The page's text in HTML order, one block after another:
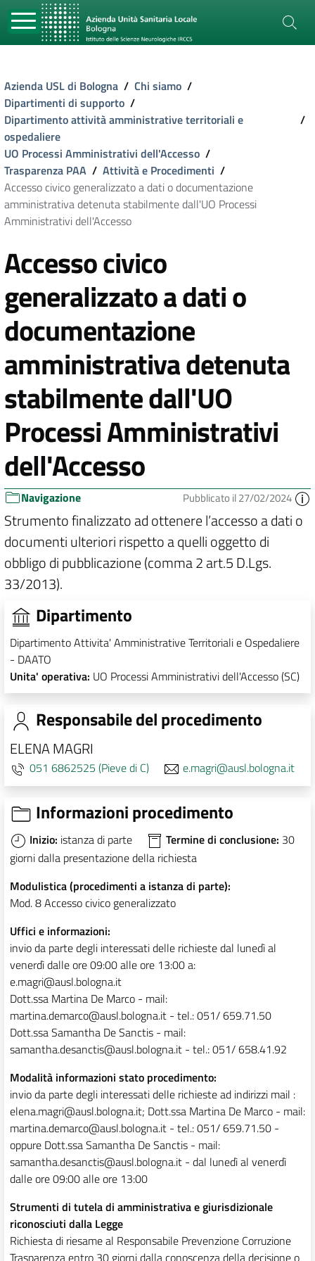
Azienda USL di Bologna / Chi siamo /
Dipartimenti di supporto /
Dipartimento attività amministrative territoriali e
ospedaliere
/
UO Processi Amministrativi dell'Accesso /
Trasparenza PAA / Attività e Procedimenti /
Accesso civico generalizzato a dati o documentazione
amministrativa detenuta stabilmente dall'UO Processi
Amministrativi dell'Accesso
Accesso civico
generalizzato a dati o
documentazione
amministrativa detenuta
stabilmente dall'UO
Processi Amministrativi
dell'Accesso
Navigazione Pubblicato il 27/02/2024
Strumento finalizzato ad ottenere l’accesso a dati o
documenti ulteriori rispetto a quelli oggetto di
obbligo di pubblicazione (comma 2 art.5 D.Lgs.
33/2013).
Dipartimento
Dipartimento Attivita' Amministrative Territoriali e Ospedaliere
- DAATO
Unita' operativa: UO Processi Amministrativi dell'Accesso (SC)
Responsabile del procedimento
ELENA MAGRI
051 6862525 (Pieve di C) e.magri@ausl.bologna.it
Informazioni procedimento
Inizio: istanza di parte Termine di conclusione: 30
giorni dalla presentazione della richiesta
Modulistica (procedimenti a istanza di parte):
Mod. 8 Accesso civico generalizzato
Uffici e informazioni:
invio da parte degli interessati delle richieste dal lunedì al
venerdì dalle ore 09:00 alle ore 13:00 a:
e.magri@ausl.bologna.it
Dott.ssa Martina De Marco - mail:
martina.demarco@ausl.bologna.it - tel.: 051/ 659.71.50
Dott.ssa Samantha De Sanctis - mail:
samantha.desanctis@ausl.bologna.it - tel.: 051/ 658.41.92
Modalità informazioni stato procedimento:
invio da parte degli interessati delle richieste ad indirizzi mail :
elena.magri@ausl.bologna.it; Dott.ssa Martina De Marco - mail:
martina.demarco@ausl.bologna.it - tel.: 051/ 659.71.50 -
oppure Dott.ssa Samantha De Sanctis - mail:
samantha.desanctis@ausl.bologna.it - dal lunedì al venerdì
dalle ore 09:00 alle ore 13:00
Strumenti di tutela di amministrativa e giurisdizionale
riconosciuti dalla Legge
Richiesta di riesame al Responsabile Prevenzione Corruzione